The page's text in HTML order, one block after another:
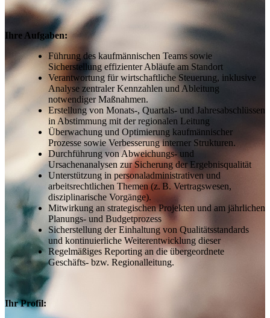
Ihre Aufgaben:
Führung des kaufmännischen Teams sowie
Sicherstellung effizienter Abläufe am Standort
Verantwortung für wirtschaftliche Steuerung, inklusive
Analyse zentraler Kennzahlen und Ableitung
notwendiger Maßnahmen.
Erstellung von Monats‑, Quartals‑ und Jahresabschlüssen
in Abstimmung mit der regionalen Leitung
Überwachung und Optimierung kaufmännischer
Prozesse sowie Verbesserung interner Strukturen.
Durchführung von Abweichungs‑ und
Ursachenanalysen zur Sicherung der Ergebnisqualität
Unterstützung in personaladministrativen und
arbeitsrechtlichen Themen (z. B. Vertragswesen,
disziplinarische Vorgänge).
Mitwirkung an strategischen Projekten und am jährlichen
Planungs‑ und Budgetprozess
Sicherstellung der Einhaltung von Qualitätsstandards
und kontinuierliche Weiterentwicklung dieser
Regelmäßiges Reporting an die übergeordnete
Geschäfts‑ bzw. Regionalleitung.
Ihr Profil: